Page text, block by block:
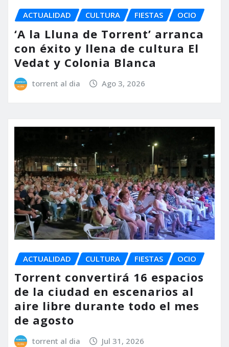
ACTUALIDAD CULTURA FIESTAS OCIO
‘A la Lluna de Torrent’ arranca
con éxito y llena de cultura El
Vedat y Colonia Blanca
torrent al dia Ago 3, 2026
ACTUALIDAD CULTURA FIESTAS OCIO
Torrent convertirá 16 espacios
de la ciudad en escenarios al
aire libre durante todo el mes
de agosto
torrent al dia Jul 31, 2026